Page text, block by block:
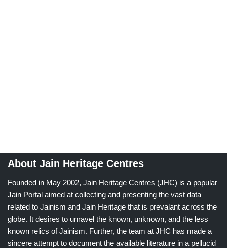
About Jain Heritage Centres
Founded in May 2002, Jain Heritage Centres (JHC) is a popular
Jain Portal aimed at collecting and presenting the vast data
related to Jainism and Jain Heritage that is prevalant across the
globe. It desires to unravel the known, unknown, and the less
known relics of Jainism. Further, the team at JHC has made a
sincere attempt to document the available literature in a pellucid